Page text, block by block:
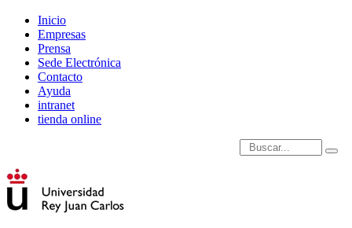
Inicio
Empresas
Prensa
Sede Electrónica
Contacto
Ayuda
intranet
tienda online
Introduce términos de